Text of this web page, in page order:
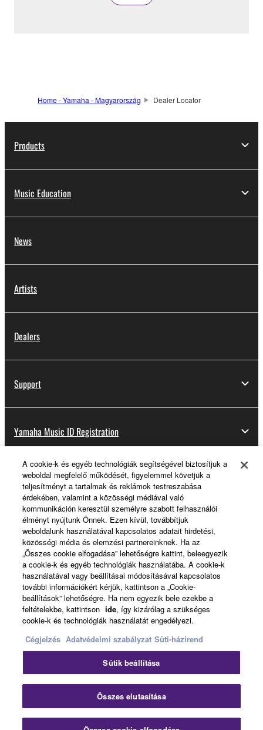
Home - Yamaha - Magyarország Dealer Locator
Products
Music Education
News
Artists
Dealers
Support
Yamaha Music ID Registration
About Yamaha
Magyarország - English
Business
Kapcsolat velünkFelhasználás feltételei
Adatvédelmi szabályzatSütikre vonatkozó szabályzat
Cégjelzés
© Yamaha Corporation.
A cookie-k és egyéb technológiák segítségével biztosítjuk a
weboldal megfelelő működését, figyelemmel követjük a
teljesítményt a tartalmak és reklámok testreszabása
érdekében, valamint a közösségi médiával való
kommunikáción keresztül személyre szabott felhasználói
élményt nyújtunk Önnek. Ezen kívül, továbbítjuk
weboldalunk használatával kapcsolatos adatait hirdetési,
közösségi média és elemzési partnereinknek. Ha az
„Összes cookie elfogadása” lehetőségre kattint, beleegyezik
a cookie-k és egyéb technológiák használatába. A cookie-k
használatával vagy beállításai módosításával kapcsolatos
további információkért kérjük, kattintson a „Cookie-
beállítások” lehetőségre. Ha nem egyezik bele ezekbe a
feltételekbe, kattintson ide, így kizárólag a szükséges
cookie-k és technológiák használatát engedélyezi.
Cégjelzés Adatvédelmi szabályzat Süti-házirend
Sütik beállítása
Összes elutasítása